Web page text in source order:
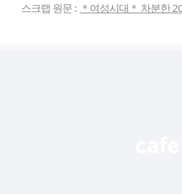
스크랩 원문 :